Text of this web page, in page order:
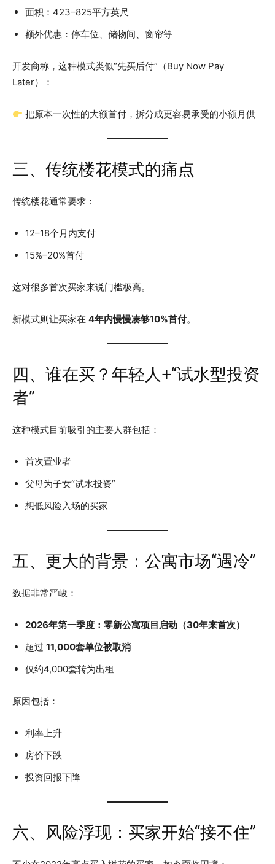
面积：423–825平方英尺
额外优惠：停车位、储物间、窗帘等
开发商称，这种模式类似“先买后付”（Buy Now Pay
Later）：
把原本一次性的大额首付，拆分成更容易承受的小额月供
三、传统楼花模式的痛点
传统楼花通常要求：
12–18个月内支付
15%–20%首付
这对很多首次买家来说门槛极高。
新模式则让买家在 4年内慢慢凑够10%首付。
四、谁在买？年轻人+“试水型投资
者”
这种模式目前吸引的主要人群包括：
首次置业者
父母为子女“试水投资”
想低风险入场的买家
五、更大的背景：公寓市场“遇冷”
数据非常严峻：
2026年第一季度：零新公寓项目启动（30年来首次）
超过 11,000套单位被取消
仅约4,000套转为出租
原因包括：
利率上升
房价下跌
投资回报下降
六、风险浮现：买家开始“接不住”